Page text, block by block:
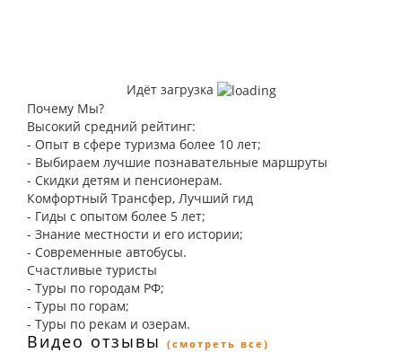
Идёт загрузка
Почему Мы?
Высокий средний рейтинг:
- Опыт в сфере туризма более 10 лет;
- Выбираем лучшие познавательные маршруты
- Скидки детям и пенсионерам.
Комфортный Трансфер, Лучший гид
- Гиды с опытом более 5 лет;
- Знание местности и его истории;
- Современные автобусы.
Счастливые туристы
- Туры по городам РФ;
- Туры по горам;
- Туры по рекам и озерам.
Видео отзывы (смотреть все)